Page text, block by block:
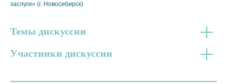
заслуги» (г. Новосибирск)
Темы дискуссии
Участники дискуссии